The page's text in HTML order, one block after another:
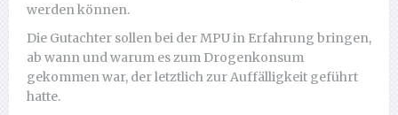
werden können.
Die Gutachter sollen bei der MPU in Erfahrung bringen,
ab wann und warum es zum Drogenkonsum
gekommen war, der letztlich zur Auffälligkeit geführt
hatte.